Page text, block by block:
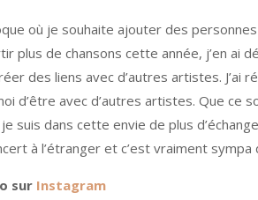
où je souhaite ajouter des
plus de chansons cette année, j’en ai
des liens avec d’autres artistes. J’ai
d’être avec d’autres artistes. Que ce
suis dans cette envie de plus
à l’étranger et c’est vraiment
sur Instagram